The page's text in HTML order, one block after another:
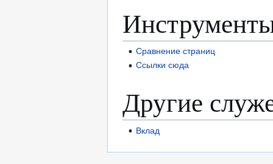
Сравнение страниц
Ссылки сюда
Другие
Вклад